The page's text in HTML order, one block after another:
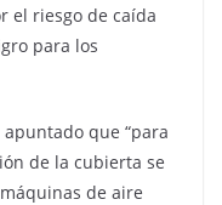
el riesgo de caída
para los
que “para
de la cubierta se
de aire